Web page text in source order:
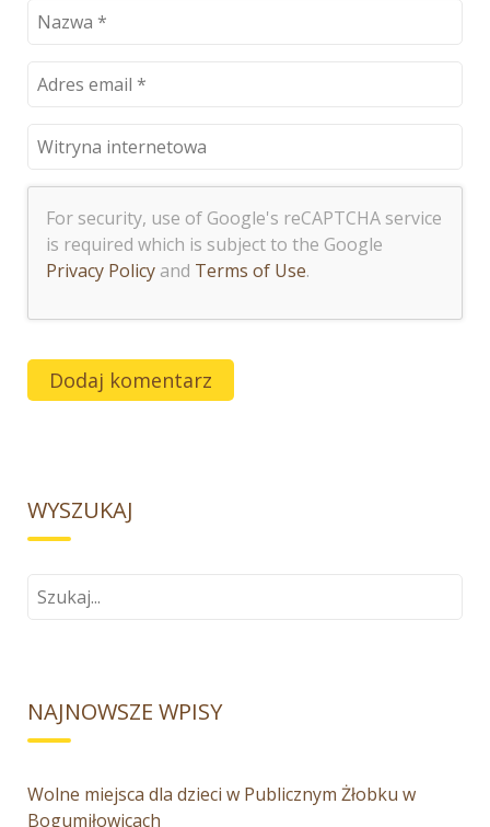
For security, use of Google's reCAPTCHA service
is required which is subject to the Google
Privacy Policy and Terms of Use.
WYSZUKAJ
Szukaj
NAJNOWSZE WPISY
Wolne miejsca dla dzieci w Publicznym Żłobku w
Bogumiłowicach